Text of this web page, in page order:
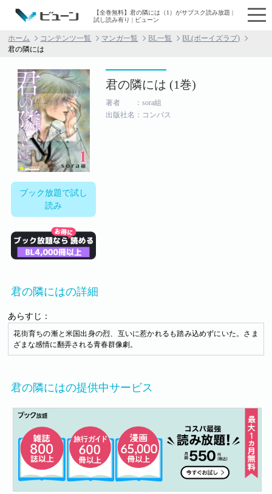
【全巻無料】君の隣には（1）がサブスク読み放題 |
試し読み有り | ビューン
ホーム コンテンツ一覧 マンガ一覧 BL一覧
BL(ボーイズラブ)
君の隣には
ブック放題で試し
読み
君の隣には (1巻)
著者 ：sora組
出版社名：コンパス
君の隣にはの詳細
あらすじ：
花街育ちの漸と米国出身の烈、互いに惹かれるも踏み込めずにいた。さま
ざまな感情に翻弄される青春群像劇。
君の隣にはの提供中サービス